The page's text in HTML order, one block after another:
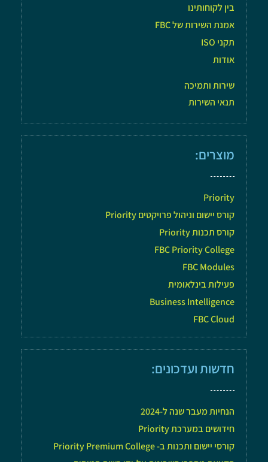
בין לקוחותינו
אמנת השירות של FBC
תקני ISO
אודות
שירות ותמיכה
תנאי השירות
מוצרים:
Priority
קורס יישום וניהול פרויקטים Priority
קורס תכנות Priority
FBC Priority College
FBC Modules
פעילות בינלאומית
Business Intelligence
FBC Cloud
חדשות ועדכונים:
הנחיות מעבר שנה ל-2024
חידושים במערכת Priority
קורסי יישום ותכנות ב- Priority Premium College